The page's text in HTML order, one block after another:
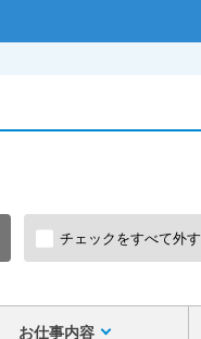
チェックをすべて外す
お仕事内容